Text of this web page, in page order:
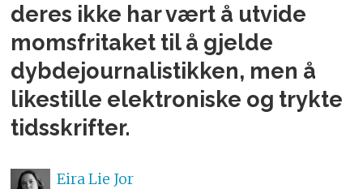
deres ikke har vært å utvide
momsfritaket til å gjelde
dybdejournalistikken, men å
likestille elektroniske og trykte
tidsskrifter.
Eira Lie Jor